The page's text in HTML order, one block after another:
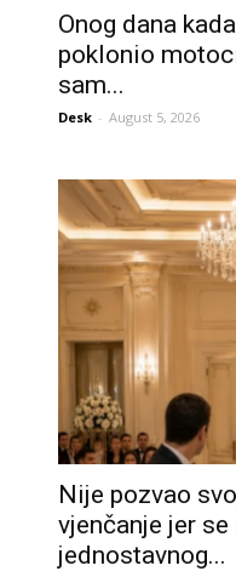
Onog dana
poklonio
sam...
Desk - August 5, 2026
Nije pozvao
vjenčanje jer
jednostavnog...